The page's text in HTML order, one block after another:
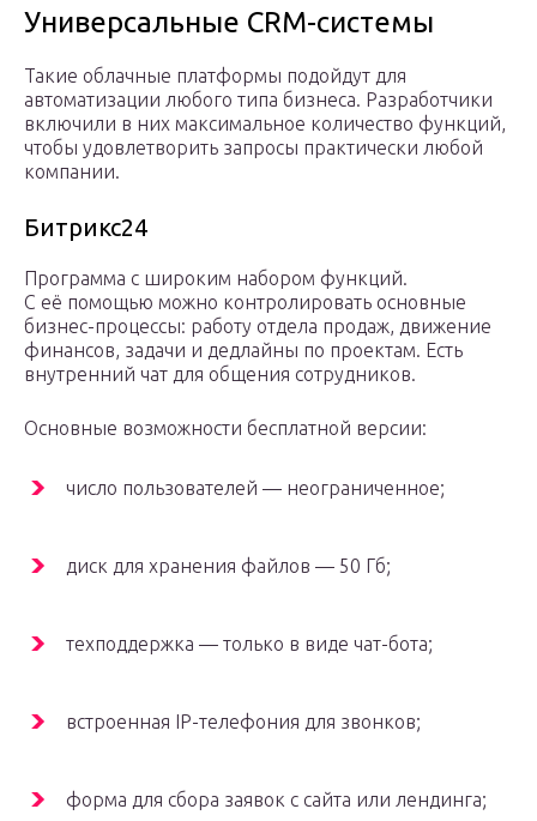
Универсальные CRM-системы
Такие облачные платформы подойдут для
автоматизации любого типа бизнеса. Разработчики
включили в них максимальное количество функций,
чтобы удовлетворить запросы практически любой
компании.
Битрикс24
Программа с широким набором функций.
С её помощью можно контролировать основные
бизнес-процессы: работу отдела продаж, движение
финансов, задачи и дедлайны по проектам. Есть
внутренний чат для общения сотрудников.
Основные возможности бесплатной версии:
число пользователей — неограниченное;
диск для хранения файлов — 50 Гб;
техподдержка — только в виде чат-бота;
встроенная IP-телефония для звонков;
форма для сбора заявок с сайта или лендинга;